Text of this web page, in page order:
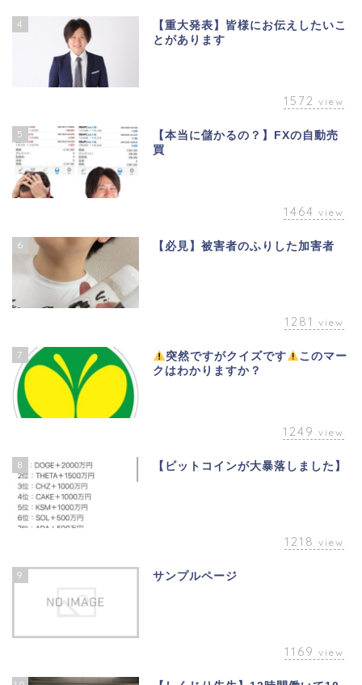
4
【重大発表】皆様にお伝えしたいこ
とがあります
1572 view
5
【本当に儲かるの？】FXの自動売
買
1464 view
6 【必見】被害者のふりした加害者
1281 view
7 突然ですがクイズです
このマー
クはわかりますか？
1249 view
8 【ビットコインが大暴落しました】
1218 view
9 サンプルページ
1169 view